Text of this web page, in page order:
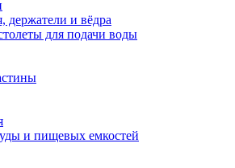
держатели и вёдра
для подачи воды
и пищевых емкостей